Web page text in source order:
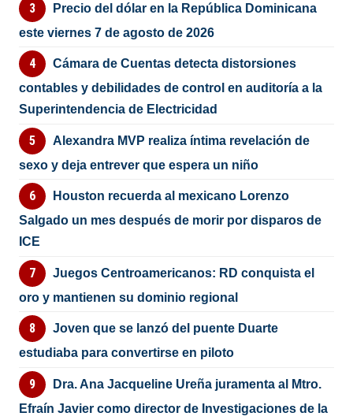
Precio del dólar en la República Dominicana
este viernes 7 de agosto de 2026
Cámara de Cuentas detecta distorsiones
contables y debilidades de control en auditoría a la
Superintendencia de Electricidad
Alexandra MVP realiza íntima revelación de
sexo y deja entrever que espera un niño
Houston recuerda al mexicano Lorenzo
Salgado un mes después de morir por disparos de
ICE
Juegos Centroamericanos: RD conquista el
oro y mantienen su dominio regional
Joven que se lanzó del puente Duarte
estudiaba para convertirse en piloto
Dra. Ana Jacqueline Ureña juramenta al Mtro.
Efraín Javier como director de Investigaciones de la